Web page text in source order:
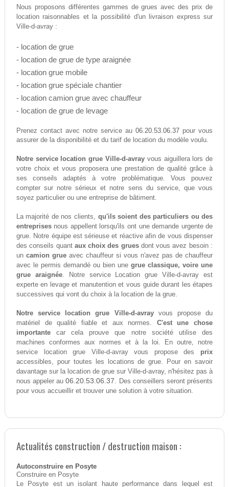
Nous proposons différentes gammes de grues avec des prix de
location raisonnables et la possibilité d'un livraison express sur
Ville-d-avray :
- location de grue
- location de grue de type araignée
- location grue mobile
- location grue spéciale chantier
- location camion grue avec chauffeur
- location de grue de levage
Prenez contact avec notre service au06.20.53.06.37 pour vous
assurer de la disponibilité et du tarif de location du modèle voulu.
Notre service location grue Ville-d-avray vous aiguillera lors de
votre choix et vous proposera une prestation de qualité grâce à
ses conseils adaptés à votre problématique. Vous pouvez
compter sur notre sérieux et notre sens du service, que vous
soyez particulier ou une entreprise de bâtiment.
La majorité de nos clients, qu'ils soient des particuliers ou des
entreprisesnous appellent lorsqu'ils ont une demande urgente de
grue. Notre équipe est sérieuse et réactive afin de vous dispenser
des conseils quant aux choix des gruesdont vous avez besoin :
un camion grueavec chauffeur si vous n'avez pas de chauffeur
avec le permis demandé ou bien unegrue classique, voire une
grue araignée. Notre service Location grue Ville-d-avray est
experte en levage et manutention et vous guide durant les étapes
successives qui vont du choix à la location de la grue.
Notre service location grue Ville-d-avrayvous propose du
matériel de qualité fiable et aux normes. C'est une chose
importantecar cela prouve que notre société utilise des
machines conformes aux normes et à la loi. En outre, notre
service location grue Ville-d-avray vous propose des prix
accessibles, pour toutes les locations de grue. Pour en savoir
davantage sur la location de grue sur Ville-d-avray, n'hésitez pas à
nous appeler au06.20.53.06.37. Des conseillers seront présents
pour vous accueillir et trouver une solution à votre situation.
Actualités construction / destruction maison :
Autoconstruire en Posyte
Construire en Posyte
Le Posyte est un isolant haute performance dans lequel est